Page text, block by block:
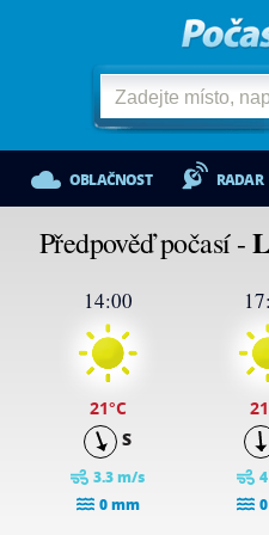
OBLAČNOST RADAR
Předpověď počasí -
14:00
21°C
S
3.3 m/s
0 mm
21